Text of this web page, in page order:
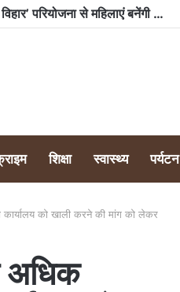
भारी बारिश के बावजूद टीम क्लीन नैनीताल ने लवर्स पॉइंट टैक्सी स्टैंड पर चलाया स्वच्छता अभियान, 350 किलो से अधिक कूड़ा किया एकत्र
शिक्षा स्वास्थ्य पर्यटन
कार्यालय को खाली करने की मांग को लेकर
अधिक